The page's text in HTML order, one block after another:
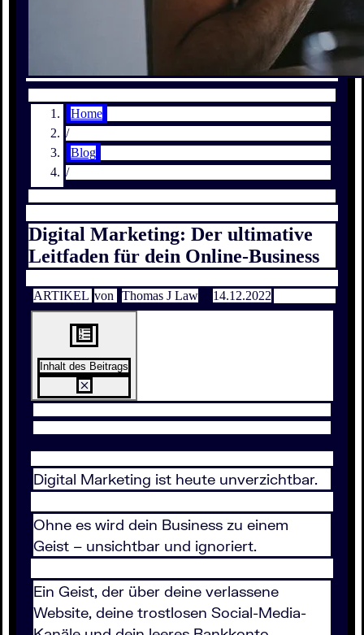
Home
/
Blog
/
Digital Marketing: Der ultimative
Leitfaden für dein Online-Business
ARTIKEL von Thomas J Law 14.12.2022
Inhalt des Beitrags
Digital Marketing ist heute unverzichtbar.
Ohne es wird dein Business zu einem
Geist – unsichtbar und ignoriert.
Ein Geist, der über deine verlassene
Website, deine trostlosen Social-Media-